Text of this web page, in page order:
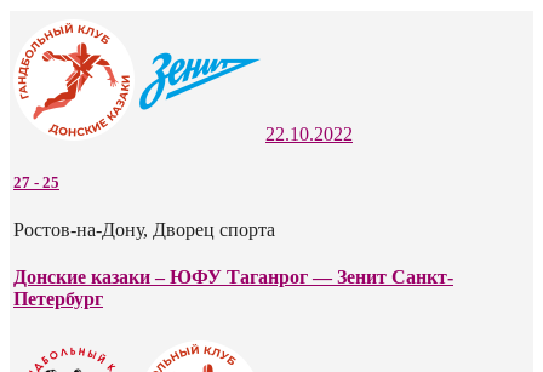
22.10.2022
27 - 25
Ростов-на-Дону, Дворец спорта
Донские казаки – ЮФУ Таганрог — Зенит Санкт-
Петербург